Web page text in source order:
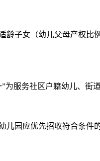
女（幼儿父母产权比
务社区户籍幼儿、街
应优先招收符合条件